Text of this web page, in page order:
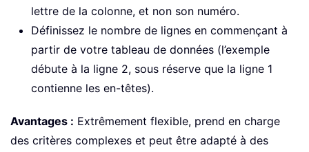
lettre de la colonne, et non son numéro.
Définissez le nombre de lignes en commençant à
partir de votre tableau de données (l’exemple
débute à la ligne 2, sous réserve que la ligne 1
contienne les en-têtes).
Avantages : Extrêmement flexible, prend en charge
des critères complexes et peut être adapté à des